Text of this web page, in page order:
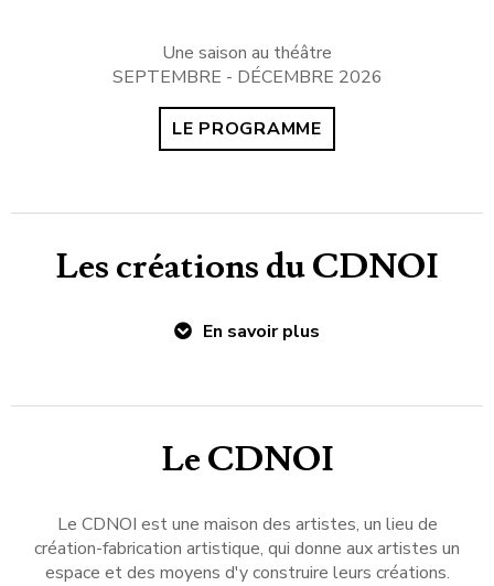
Une saison au théâtre
SEPTEMBRE - DÉCEMBRE 2026
LE PROGRAMME
Les créations du CDNOI
En savoir plus
Le CDNOI
Le CDNOI est une maison des artistes, un lieu de
création-fabrication artistique, qui donne aux artistes un
espace et des moyens d'y construire leurs créations.